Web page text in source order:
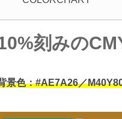
刻みの
景色：#AE7A26／